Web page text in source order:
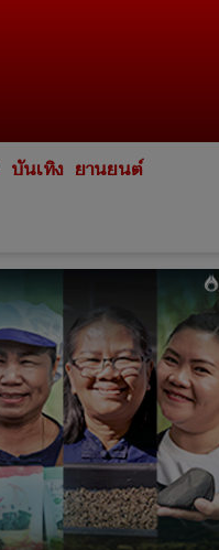
บันเทิง ยานยนต์